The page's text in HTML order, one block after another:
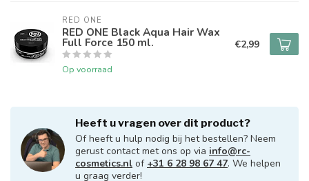
RED ONE
RED ONE Black Aqua Hair Wax
Full Force 150 ml.
Op voorraad
€2,99
Heeft u vragen over dit product?
Of heeft u hulp nodig bij het bestellen? Neem
gerust contact met ons op via info@rc-
cosmetics.nl of +31 6 28 98 67 47. We helpen
u graag verder!